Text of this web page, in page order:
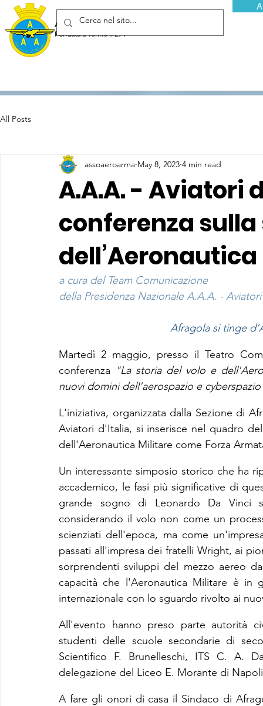
Associazione Arma Aeronautica - Aviatori d'Italia ETS
Fondata a Torino il 29 febbraio 1952
All Posts
A.A.A. - Aviatori
conferenza
assoaeroarma May 8, 2023 4 min read
a cura del Team Comunicazione
della Presidenza Nazionale A.A.A. - Aviatori
Afragola si tinge
Martedì 2 maggio, presso il Teatro
conferenza
"La storia del volo e
nuovi domini dell'aerospazio e
L'iniziativa, organizzata dalla Sezione di
Aviatori d'Italia, si inserisce nel quadro
dell'Aeronautica Militare come Forza
Un interessante simposio storico che ha
accademico, le fasi più significative di
grande sogno di Leonardo Da Vinci
considerando il volo non come un
scienziati dell'epoca, ma come
passati all'impresa dei fratelli Wright, ai
sorprendenti sviluppi del mezzo aereo
capacità che l'Aeronautica Militare è
internazionale con lo sguardo rivolto ai
All'evento hanno preso parte autorità
studenti delle scuole secondarie di
Scientifico F. Brunelleschi, ITS C. A.
delegazione del Liceo E. Morante di
A fare gli onori di casa il Sindaco di